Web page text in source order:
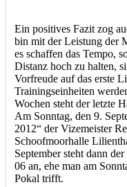
Ein positives Fazit zog
bin mit der Leistung der
es schaffen das Tempo,
Distanz hoch zu halten,
Vorfreude auf das erste
Trainingseinheiten
Wochen steht der letzte
Am Sonntag, den 9.
2012“ der Vizemeister
Schoofmoorhalle
September steht dann
06 an, ehe man am
Pokal trifft.